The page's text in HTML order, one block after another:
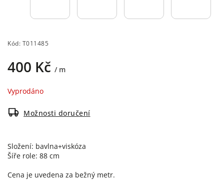
Kód: T011485
400 Kč / m
Vyprodáno
Možnosti doručení
Složení: bavlna+viskóza
Šíře role: 88 cm
Cena je uvedena za bežný metr.